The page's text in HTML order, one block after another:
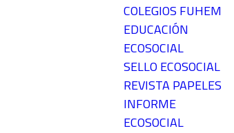
COLEGIOS FUHEM
EDUCACIÓN
ECOSOCIAL
SELLO ECOSOCIAL
REVISTA PAPELES
INFORME
ECOSOCIAL